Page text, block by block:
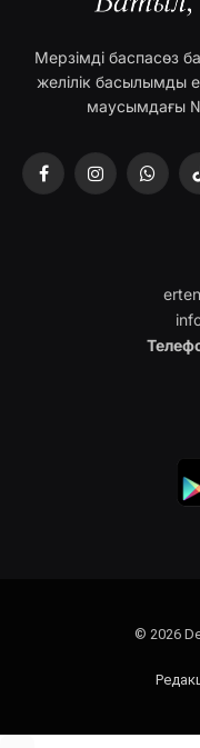
Мерзімді баспасөз
желілік басылымды
маусымдағы
FacebookInstagram
© 2026